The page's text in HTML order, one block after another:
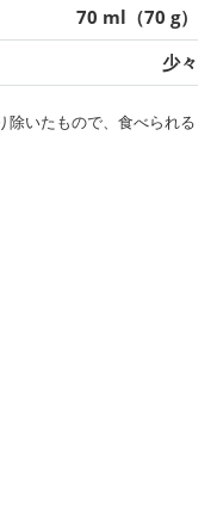
70 ml（70 g）
少々
除いたもので、食べられる